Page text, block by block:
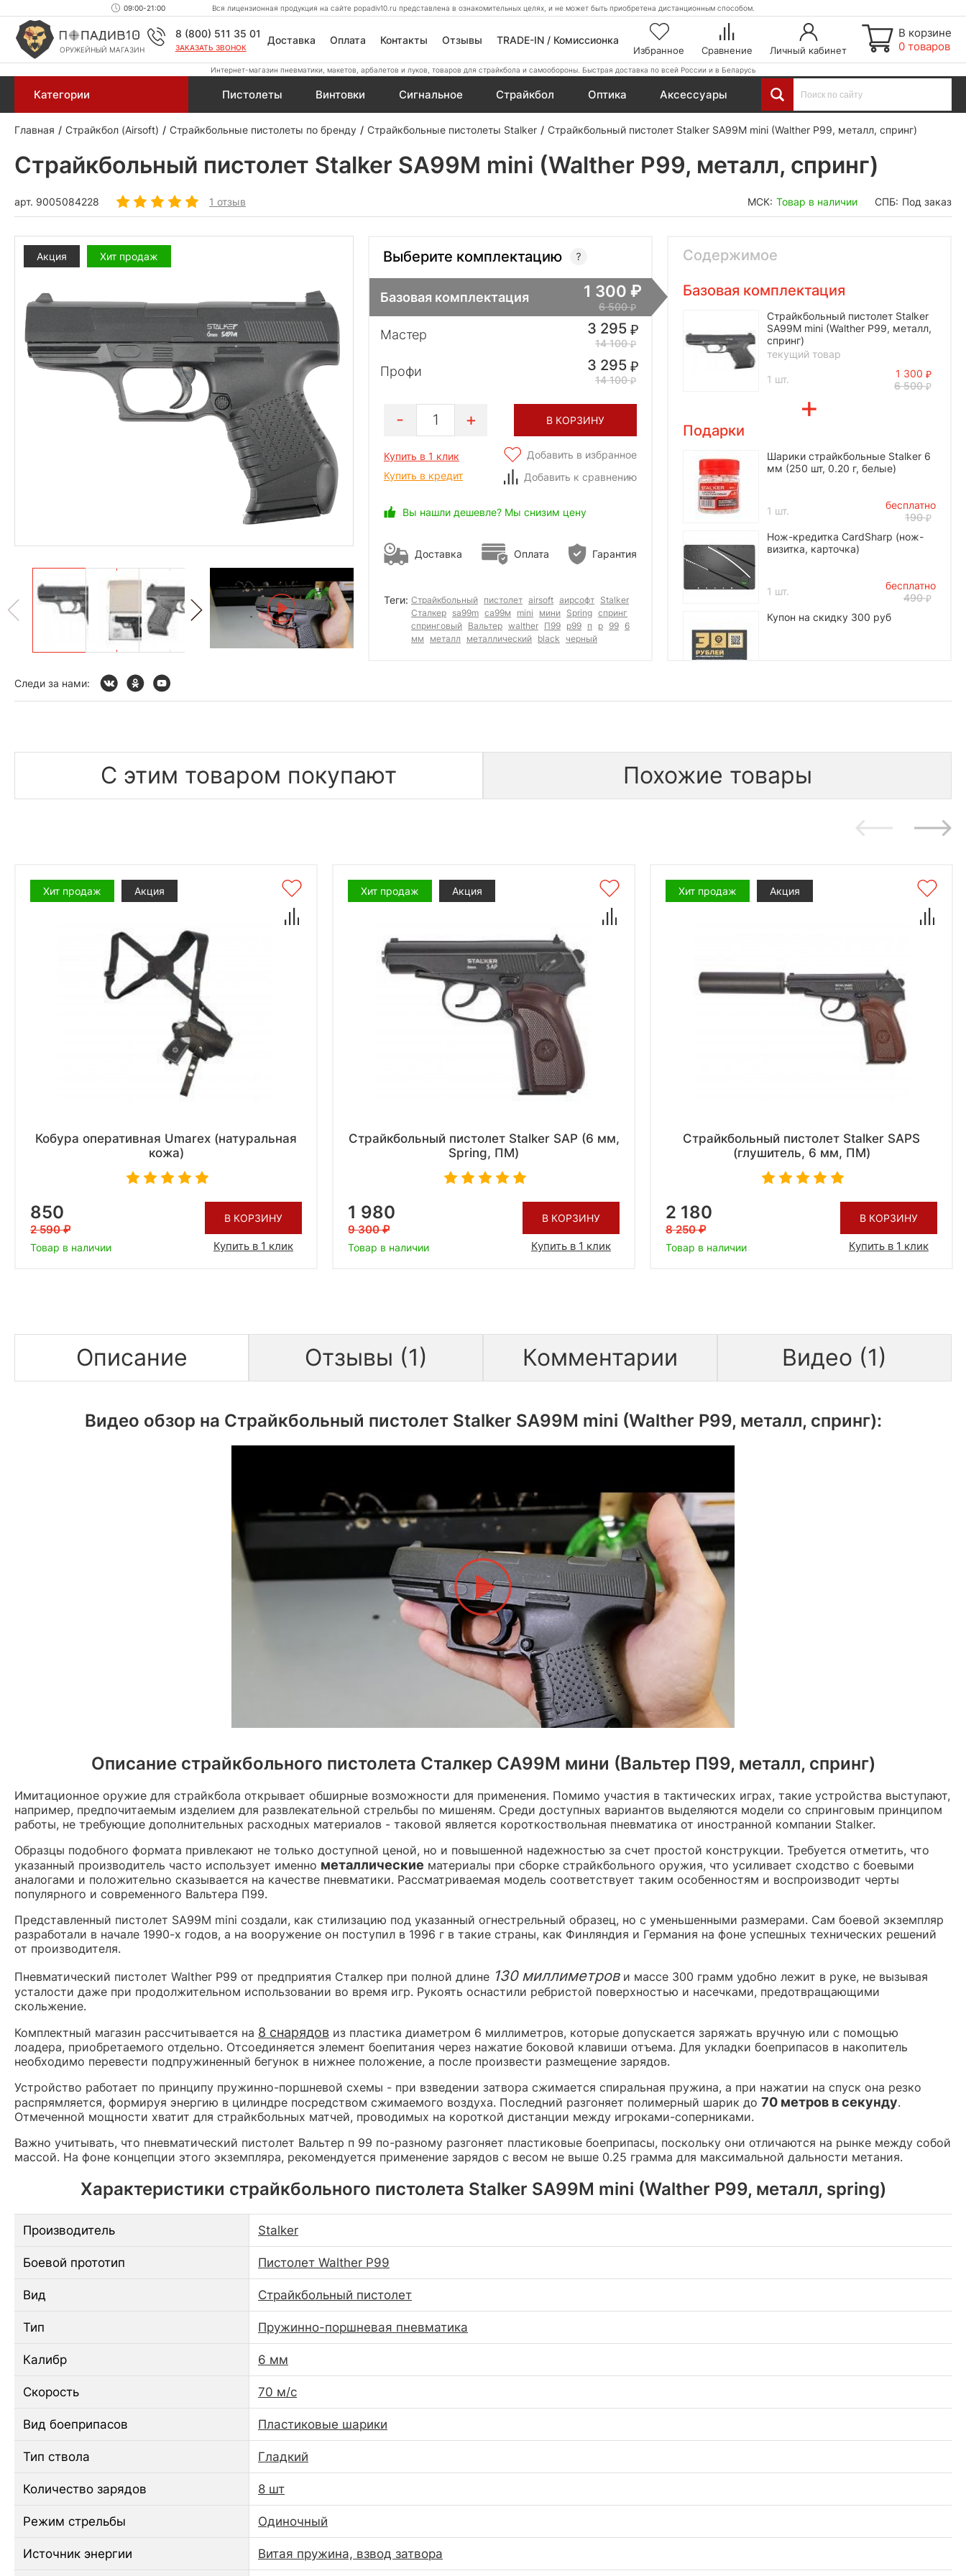
09:00-21:00 Вся лицензионная продукция на сайте popadiv10.ru представлена в ознакомительных целях, и не может быть приобретена дистанционным способом.
ОРУЖЕЙНЫЙ МАГАЗИН
8 (800) 511 35 01
ЗАКАЗАТЬ ЗВОНОК
Доставка Оплата Контакты Отзывы TRADE-IN / Комиссионка
Избранное Сравнение Личный кабинет
В корзине
0 товаров
Интернет-магазин пневматики, макетов, арбалетов и луков, товаров для страйкбола и самообороны. Быстрая доставка по всей России и в Беларусь
Категории Пистолеты Винтовки Сигнальное Страйкбол Оптика Аксессуары
Главная Страйкбол (Airsoft) Страйкбольные пистолеты по бренду Страйкбольные пистолеты Stalker Страйкбольный пистолет Stalker SA99M mini (Walther P99, металл, спринг)
Страйкбольный пистолет Stalker SA99M mini (Walther P99, металл, спринг)
арт. 9005084228 1 отзыв МСК: Товар в наличии СПБ: Под заказ
Акция Хит продаж Выберите комплектацию
Базовая комплектация 1 300
6 500
Мастер 3 295
14 100
Профи 3 295
14 100
1 В КОРЗИНУ
Купить в 1 клик
Купить в кредит
Добавить в избранное
Добавить к сравнению
Вы нашли дешевле? Мы снизим цену
Доставка Оплата Гарантия
Теги: Страйкбольный пистолет airsoft аирсофт Stalker
Сталкер sa99m са99м mini мини Spring спринг
спринговый Вальтер walther П99 p99 п p 99 6
мм
металл металлический black черный
Содержимое
Базовая комплектация
Страйкбольный пистолет Stalker
SA99M mini (Walther P99, металл,
спринг)
текущий товар
1 шт.
1 300
6 500
Подарки
Шарики страйкбольные Stalker 6
мм (250 шт, 0.20 г, белые)
1 шт.
бесплатно
190
Нож-кредитка CardSharp (нож-
визитка, карточка)
1 шт.
бесплатно
490
Купон на скидку 300 руб
*количество подарков ограничено
Следи за нами:
С этим товаром покупают Похожие товары
Хит продаж Акция
Кобура оперативная Umarex (натуральная
кожа)
850
2 590
Товар в наличии
В КОРЗИНУ
Купить в 1 клик
Хит продаж Акция
Страйкбольный пистолет Stalker SAP (6 мм,
Spring, ПМ)
1 980
9 300
Товар в наличии
В КОРЗИНУ
Купить в 1 клик
Хит продаж Акция
Страйкбольный пистолет Stalker SAPS
(глушитель, 6 мм, ПМ)
2 180
8 250
Товар в наличии
В КОРЗИНУ
Купить в 1 клик
Описание Отзывы (1) Комментарии Видео (1)
Видео обзор на Страйкбольный пистолет Stalker SA99M mini (Walther P99, металл, спринг):
Описание страйкбольного пистолета Сталкер СА99М мини (Вальтер П99, металл, спринг)
Имитационное оружие для страйкбола открывает обширные возможности для применения. Помимо участия в тактических играх, такие устройства выступают,
например, предпочитаемым изделием для развлекательной стрельбы по мишеням. Среди доступных вариантов выделяются модели со спринговым принципом
работы, не требующие дополнительных расходных материалов - таковой является короткоствольная пневматика от иностранной компании Stalker.
Образцы подобного формата привлекают не только доступной ценой, но и повышенной надежностью за счет простой конструкции. Требуется отметить, что
указанный производитель часто использует именно металлические материалы при сборке страйкбольного оружия, что усиливает сходство с боевыми
аналогами и положительно сказывается на качестве пневматики. Рассматриваемая модель соответствует таким особенностям и воспроизводит черты
популярного и современного Вальтера П99.
Представленный пистолет SA99M mini создали, как стилизацию под указанный огнестрельный образец, но с уменьшенными размерами. Сам боевой экземпляр
разработали в начале 1990-х годов, а на вооружение он поступил в 1996 г в такие страны, как Финляндия и Германия на фоне успешных технических решений
от производителя.
Пневматический пистолет Walther P99 от предприятия Сталкер при полной длине 130 миллиметрови массе 300 грамм удобно лежит в руке, не вызывая
усталости даже при продолжительном использовании во время игр. Рукоять оснастили ребристой поверхностью и насечками, предотвращающими
скольжение.
Комплектный магазин рассчитывается на 8 снарядов из пластика диаметром 6 миллиметров, которые допускается заряжать вручную или с помощью
лоадера, приобретаемого отдельно. Отсоединяется элемент боепитания через нажатие боковой клавиши отъема. Для укладки боеприпасов в накопитель
необходимо перевести подпружиненный бегунок в нижнее положение, а после произвести размещение зарядов.
Устройство работает по принципу пружинно-поршневой схемы - при взведении затвора сжимается спиральная пружина, а при нажатии на спуск она резко
распрямляется, формируя энергию в цилиндре посредством сжимаемого воздуха. Последний разгоняет полимерный шарик до 70 метров в секунду.
Отмеченной мощности хватит для страйкбольных матчей, проводимых на короткой дистанции между игроками-соперниками.
Важно учитывать, что пневматический пистолет Вальтер п 99 по-разному разгоняет пластиковые боеприпасы, поскольку они отличаются на рынке между собой
массой. На фоне концепции этого экземпляра, рекомендуется применение зарядов с весом не выше 0.25 грамма для максимальной дальности метания.
Характеристики страйкбольного пистолета Stalker SA99M mini (Walther P99, металл, spring)
Производитель Stalker
Боевой прототип Пистолет Walther P99
Вид Страйкбольный пистолет
Тип Пружинно-поршневая пневматика
Калибр 6 мм
Скорость 70 м/с
Вид боеприпасов Пластиковые шарики
Тип ствола Гладкий
Количество зарядов 8 шт
Режим стрельбы Одиночный
Источник энергии Витая пружина, взвод затвора